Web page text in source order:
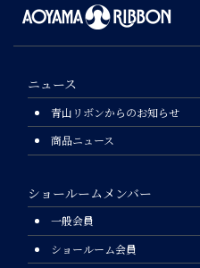
ニュース
青山リボンからのお知らせ
商品ニュース
ショールームメンバー
一般会員
ショールーム会員